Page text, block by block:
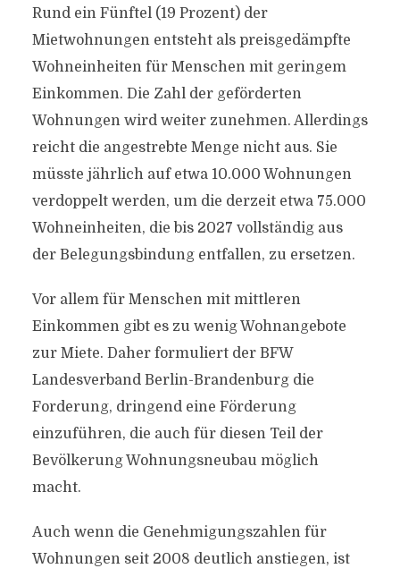
Rund ein Fünftel (19 Prozent) der
Mietwohnungen entsteht als preisgedämpfte
Wohneinheiten für Menschen mit geringem
Einkommen. Die Zahl der geförderten
Wohnungen wird weiter zunehmen. Allerdings
reicht die angestrebte Menge nicht aus. Sie
müsste jährlich auf etwa 10.000 Wohnungen
verdoppelt werden, um die derzeit etwa 75.000
Wohneinheiten, die bis 2027 vollständig aus
der Belegungsbindung entfallen, zu ersetzen.
Vor allem für Menschen mit mittleren
Einkommen gibt es zu wenig Wohnangebote
zur Miete. Daher formuliert der BFW
Landesverband Berlin-Brandenburg die
Forderung, dringend eine Förderung
einzuführen, die auch für diesen Teil der
Bevölkerung Wohnungsneubau möglich
macht.
Auch wenn die Genehmigungszahlen für
Wohnungen seit 2008 deutlich anstiegen, ist